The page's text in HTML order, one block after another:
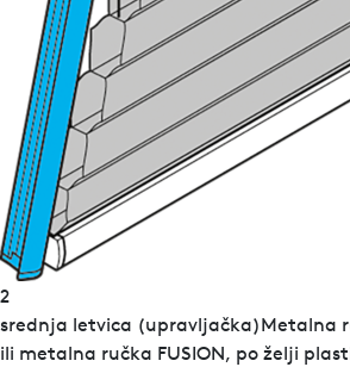
2
srednja letvica (upravljačka)Metalna
ili metalna ručka FUSION, po želji